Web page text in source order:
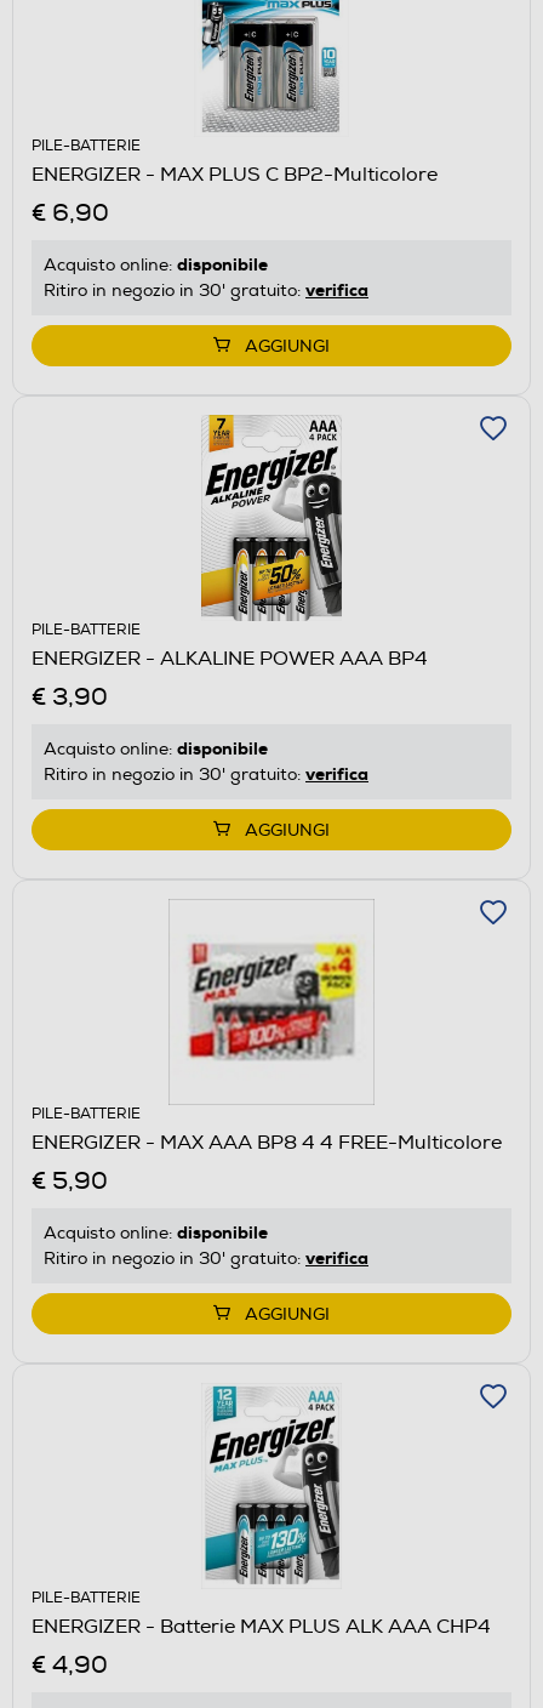
PILE-BATTERIE
ENERGIZER - MAX PLUS C BP2-Multicolore
€ 6,90
Acquisto online: disponibile
Ritiro in negozio in 30' gratuito: verifica
AGGIUNGI
PILE-BATTERIE
ENERGIZER - ALKALINE POWER AAA BP4
€ 3,90
Acquisto online: disponibile
Ritiro in negozio in 30' gratuito: verifica
AGGIUNGI
PILE-BATTERIE
ENERGIZER - MAX AAA BP8 4 4 FREE-Multicolore
€ 5,90
Acquisto online: disponibile
Ritiro in negozio in 30' gratuito: verifica
AGGIUNGI
PILE-BATTERIE
ENERGIZER - Batterie MAX PLUS ALK AAA CHP4
€ 4,90